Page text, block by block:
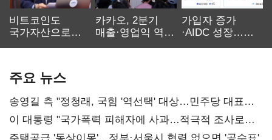
비트코인도
국가자산으로…'
카카오, 2분기
매출·영업익 역대
가입자 증가
·AIDC 성장…
주요 뉴스
송영길 측 "정청래, 국힘 '역선택' 대상…민주당 대표로
총선 지휘 못해"
이 대통령 "국가폭력 피해자에 사과…적극적 조사로